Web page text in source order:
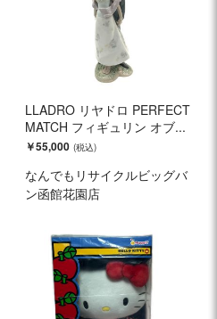
LLADRO リヤドロ PERFECT
MATCH フィギュリン オブ...
￥55,000
なんでもリサイクルビッグバ
ン函館花園店